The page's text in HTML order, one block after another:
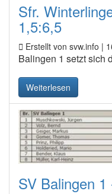
Sfr.
1,5:6,5
Erstellt von svw.info |
Balingen 1 setzt sich
Weiterlesen
SV Balingen